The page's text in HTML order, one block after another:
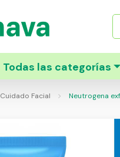
Todas las categorías
Cuidado Facial Neutrogena